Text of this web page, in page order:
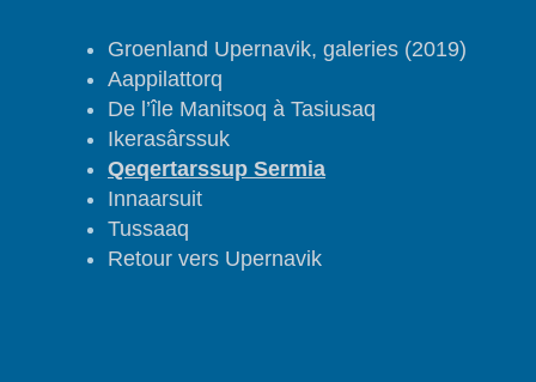
Groenland Upernavik, galeries (2019)
Aappilattorq
De l’île Manitsoq à Tasiusaq
Ikerasârssuk
Qeqertarssup Sermia
Innaarsuit
Tussaaq
Retour vers Upernavik